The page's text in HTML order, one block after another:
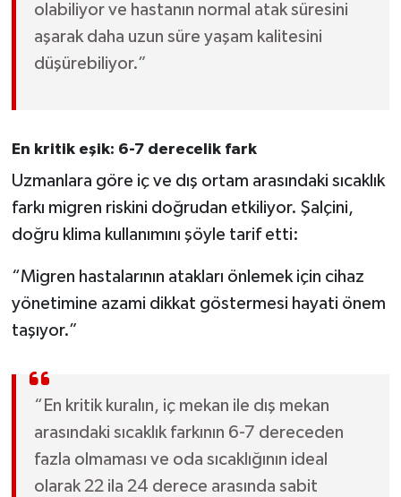
olabiliyor ve hastanın normal atak süresini
aşarak daha uzun süre yaşam kalitesini
düşürebiliyor.”
En kritik eşik: 6-7 derecelik fark
Uzmanlara göre iç ve dış ortam arasındaki sıcaklık
farkı migren riskini doğrudan etkiliyor. Şalçini,
doğru klima kullanımını şöyle tarif etti:
“Migren hastalarının atakları önlemek için cihaz
yönetimine azami dikkat göstermesi hayati önem
taşıyor.”
“En kritik kuralın, iç mekan ile dış mekan
arasındaki sıcaklık farkının 6-7 dereceden
fazla olmaması ve oda sıcaklığının ideal
olarak 22 ila 24 derece arasında sabit